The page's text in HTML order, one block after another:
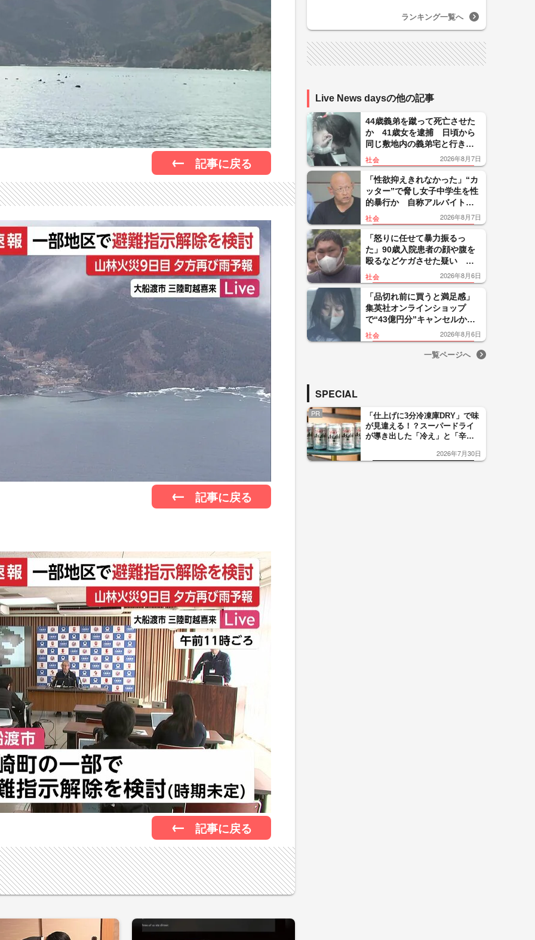
記事に戻る
記事に戻る
記事に戻る
ランキング一覧へ
Live News daysの他の記事
44歳義弟を蹴って死亡させた
か 41歳女を逮捕 日頃から
同じ敷地内の義弟宅と行き
来…夫は外出中 「生活態度
に不満」暴行繰り返したか
社会 2026年8月7日
「性欲抑えきれなかった」“カ
ッター”で脅し女子中学生を性
的暴行か 自称アルバイトの
56歳男を逮捕 千葉
社会 2026年8月7日
「怒りに任せて暴力振るっ
た」90歳入院患者の顔や腹を
殴るなどケガさせた疑い 看
護補助者の30歳男を逮捕 千
葉・袖ケ浦市
社会 2026年8月6日
「品切れ前に買うと満足感」
集英社オンラインショップ
で“43億円分”キャンセルか
200超のメールアカウント使い
大量注文 32歳女を逮捕
社会 2026年8月6日
一覧ページへ
SPECIAL
PR
「仕上げに3分冷凍庫DRY」で味
が見違える！？スーパードライ
が導き出した「冷え」と「辛
した「辛口カーブ」が飲み頃の
2026年7月30日